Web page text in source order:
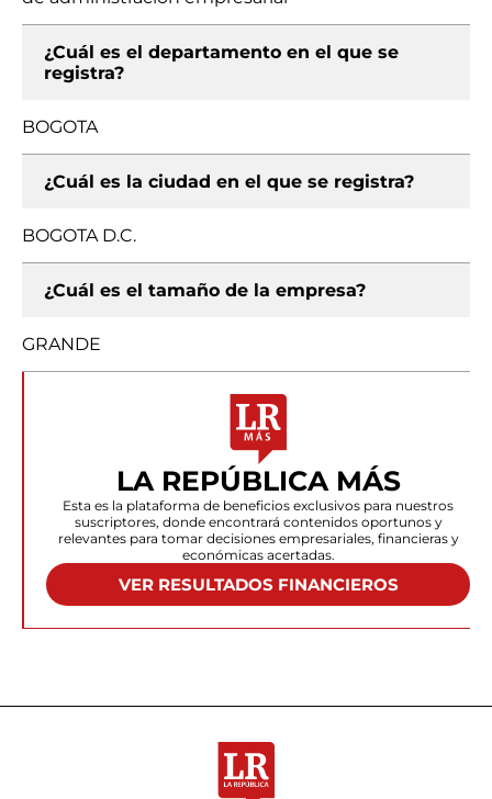
¿Cuál es el departamento en el que se
registra?
BOGOTA
¿Cuál es la ciudad en el que se registra?
BOGOTA D.C.
¿Cuál es el tamaño de la empresa?
GRANDE
LA REPÚBLICA MÁS
Esta es la plataforma de beneficios exclusivos para nuestros
suscriptores, donde encontrará contenidos oportunos y
relevantes para tomar decisiones empresariales, financieras y
económicas acertadas.
VER RESULTADOS FINANCIEROS